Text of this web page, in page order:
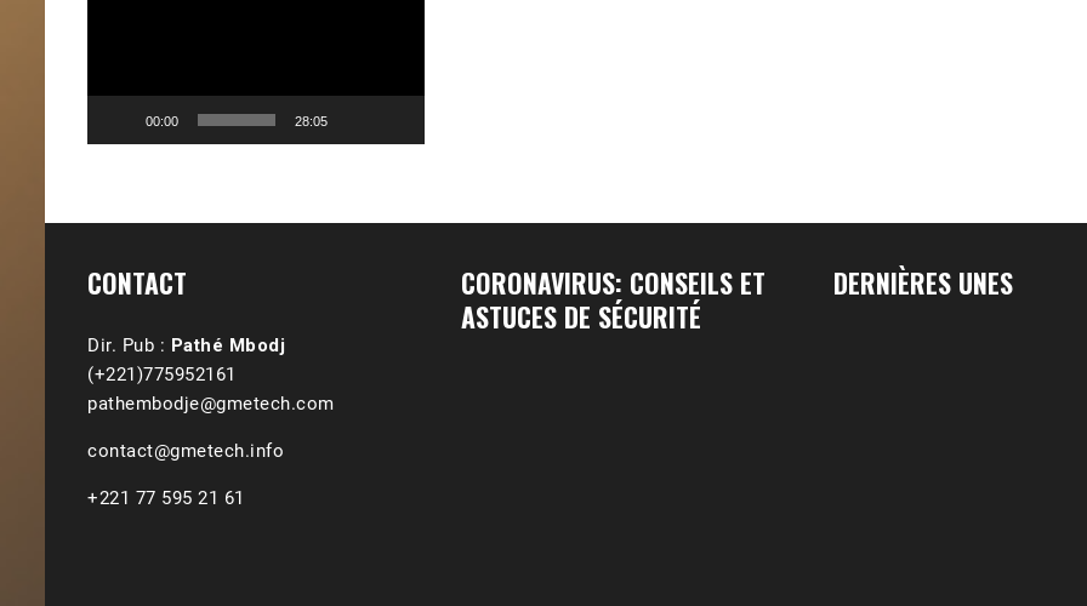
00:00 28:05
CONTACT
Dir. Pub : Pathé Mbodj
(+221)775952161
pathembodje@gmetech.com
contact@gmetech.info
+221 77 595 21 61
CORONAVIRUS: CONSEILS ET
ASTUCES DE SÉCURITÉ
DERNIÈRES UNES